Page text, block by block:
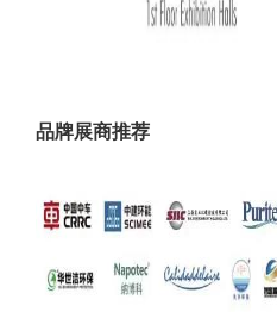
品牌展商推荐